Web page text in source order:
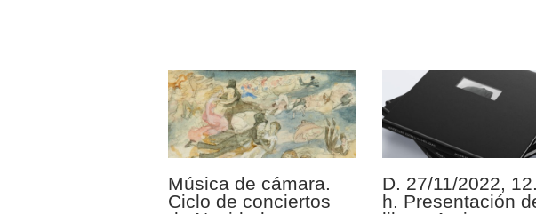
Música de cámara.
Ciclo de conciertos
D. 27/11/2022,
h. Presentación